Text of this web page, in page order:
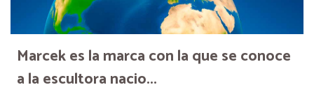
Marcek es la marca con la que se conoce
a la escultora nacio...